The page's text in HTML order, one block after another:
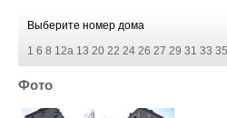
Выберите номер дома
1 6 8 12а 13 20 22 24 26 27 29 31 33 35
Фото